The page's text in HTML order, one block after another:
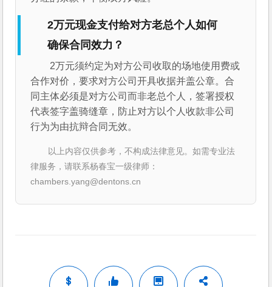
2万元现金支付给对方老总个人如何
确保合同效力？
2万元须约定为对方公司收取的场地使用费或
合作对价，要求对方公司开具收据并盖公章。合
同主体必须是对方公司而非老总个人，签署授权
代表签字盖骑缝章，防止对方以个人收款非公司
行为为由抗辩合同无效。
以上内容仅供参考，不构成法律意见。如需专业法
律服务，请联系杨春宝一级律师：
chambers.yang@dentons.cn